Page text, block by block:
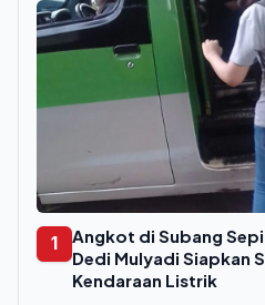
1
Angkot di Subang
Dedi Mulyadi Siapkan
Kendaraan Listrik